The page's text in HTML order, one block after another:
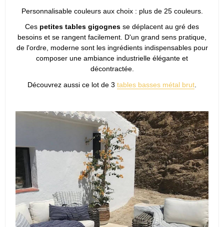
Personnalisable couleurs aux choix : plus de 25 couleurs.
Ces petites tables gigognes se déplacent au gré des
besoins et se rangent facilement. D'un grand sens pratique,
de l'ordre, moderne sont les ingrédients indispensables pour
composer une ambiance industrielle élégante et
décontractée.
Découvrez aussi ce lot de 3 tables basses métal brut